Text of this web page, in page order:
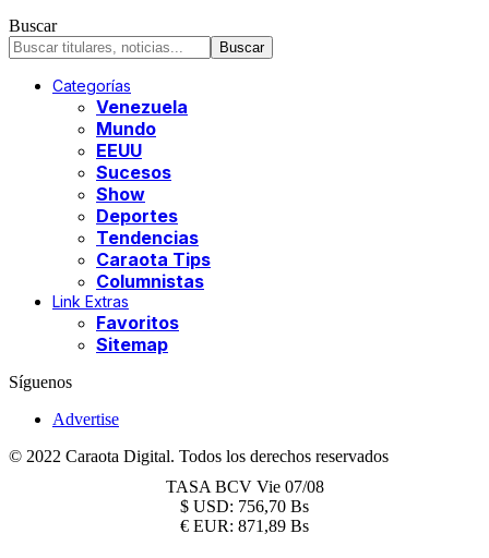
Buscar
Categorías
Venezuela
Mundo
EEUU
Sucesos
Show
Deportes
Tendencias
Caraota Tips
Columnistas
Link Extras
Favoritos
Sitemap
Síguenos
Advertise
© 2022 Caraota Digital. Todos los derechos reservados
TASA BCV Vie 07/08
$ USD: 756,70 Bs
€ EUR: 871,89 Bs